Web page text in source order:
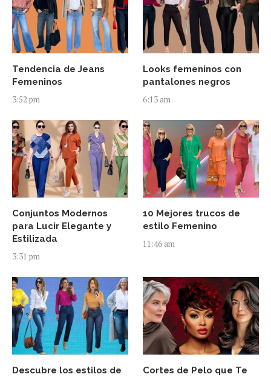
Tendencia de Jeans
Femeninos
3:52 pm
Looks femeninos con
pantalones negros
6:13 am
Conjuntos Modernos
para Lucir Elegante y
Estilizada
3:31 pm
10 Mejores trucos de
estilo Femenino
11:46 am
Descubre los estilos de
Cortes de Pelo que Te